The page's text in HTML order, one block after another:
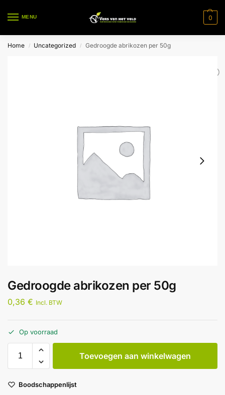
MENU 0
Home / Uncategorized / Gedroogde abrikozen per 50g
Gedroogde abrikozen per 50g
0,36 € Incl. BTW
Op voorraad
Toevoegen aan winkelwagen
Boodschappenlijst